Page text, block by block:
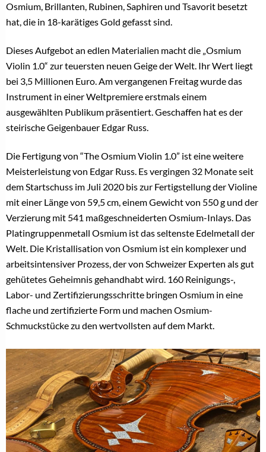
Osmium, Brillanten, Rubinen, Saphiren und Tsavorit besetzt
hat, die in 18-karätiges Gold gefasst sind.
Dieses Aufgebot an edlen Materialien macht die „Osmium
Violin 1.0“ zur teuersten neuen Geige der Welt. Ihr Wert liegt
bei 3,5 Millionen Euro. Am vergangenen Freitag wurde das
Instrument in einer Weltpremiere erstmals einem
ausgewählten Publikum präsentiert. Geschaffen hat es der
steirische Geigenbauer Edgar Russ.
Die Fertigung von “The Osmium Violin 1.0” ist eine weitere
Meisterleistung von Edgar Russ. Es vergingen 32 Monate seit
dem Startschuss im Juli 2020 bis zur Fertigstellung der Violine
mit einer Länge von 59,5 cm, einem Gewicht von 550 g und der
Verzierung mit 541 maßgeschneiderten Osmium-Inlays. Das
Platingruppenmetall Osmium ist das seltenste Edelmetall der
Welt. Die Kristallisation von Osmium ist ein komplexer und
arbeitsintensiver Prozess, der von Schweizer Experten als gut
gehütetes Geheimnis gehandhabt wird. 160 Reinigungs-,
Labor- und Zertifizierungsschritte bringen Osmium in eine
flache und zertifizierte Form und machen Osmium-
Schmuckstücke zu den wertvollsten auf dem Markt.